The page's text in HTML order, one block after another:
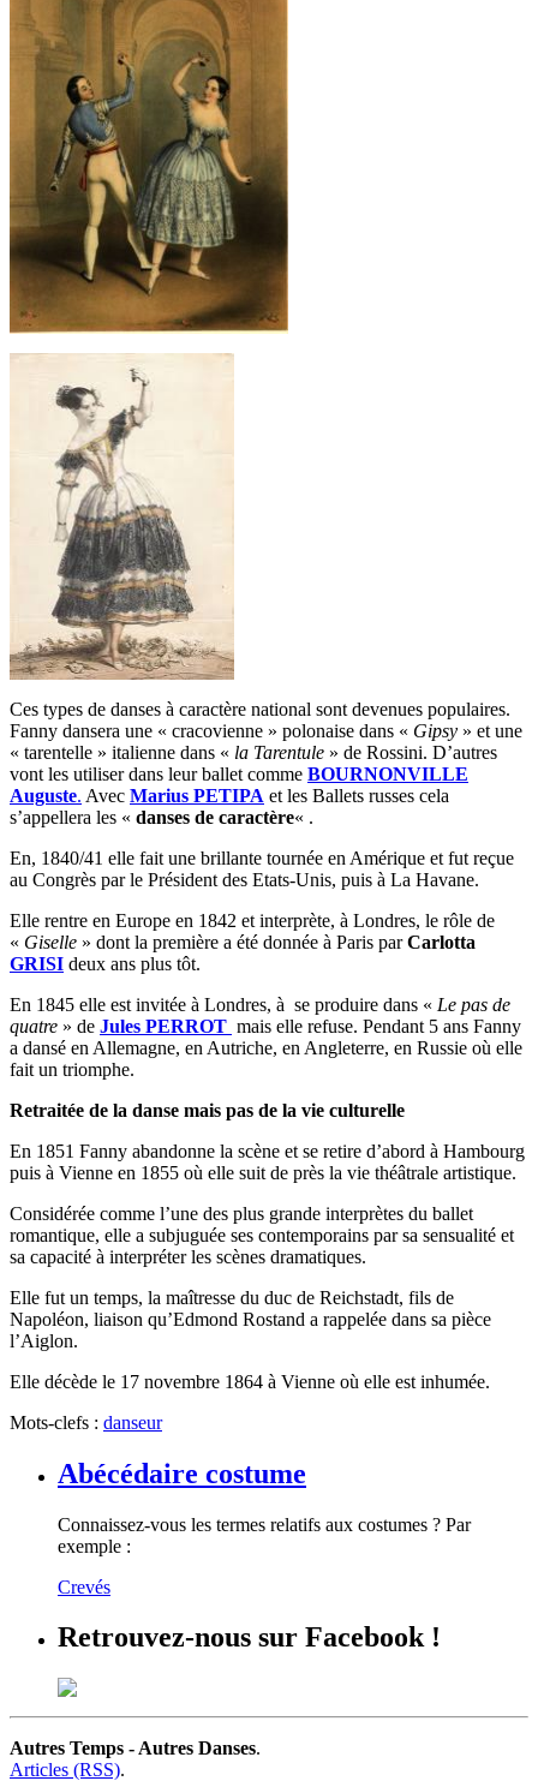
Ces types de danses à caractère national sont devenues populaires.
Fanny dansera une « cracovienne » polonaise dans « Gipsy » et une
« tarentelle » italienne dans « la Tarentule » de Rossini. D’autres
vont les utiliser dans leur ballet comme BOURNONVILLE
Auguste. Avec Marius PETIPA et les Ballets russes cela
s’appellera les « danses de caractère« .
En, 1840/41 elle fait une brillante tournée en Amérique et fut reçue
au Congrès par le Président des Etats-Unis, puis à La Havane.
Elle rentre en Europe en 1842 et interprète, à Londres, le rôle de
« Giselle » dont la première a été donnée à Paris parCarlotta
GRISI deux ans plus tôt.
En 1845 elle est invitée à Londres, à se produire dans « Le pas de
quatre » de Jules PERROT mais elle refuse. Pendant 5 ans Fanny
a dansé en Allemagne, en Autriche, en Angleterre, en Russie où elle
fait un triomphe.
Retraitée de la danse mais pas de la vie culturelle
En 1851 Fanny abandonne la scène et se retire d’abord à Hambourg
puis à Vienne en 1855 où elle suit de près la vie théâtrale artistique.
Considérée comme l’une des plus grande interprètes du ballet
romantique, elle a subjuguée ses contemporains par sa sensualité et
sa capacité à interpréter les scènes dramatiques.
Elle fut un temps, la maîtresse du duc de Reichstadt, fils de
Napoléon, liaison qu’Edmond Rostand a rappelée dans sa pièce
l’Aiglon.
Elle décède le 17 novembre 1864 à Vienne où elle est inhumée.
Mots-clefs : danseur
Abécédaire costume
Connaissez-vous les termes relatifs aux costumes ? Par
exemple :
Crevés
Retrouvez-nous sur Facebook !
Autres Temps - Autres Danses.
Articles (RSS).